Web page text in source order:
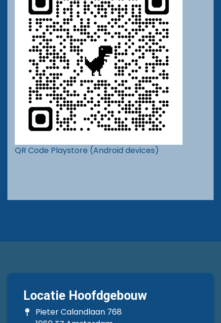
QR Code Playstore (Android devices)
Locatie Hoofdgebouw
Pieter Calandlaan 768